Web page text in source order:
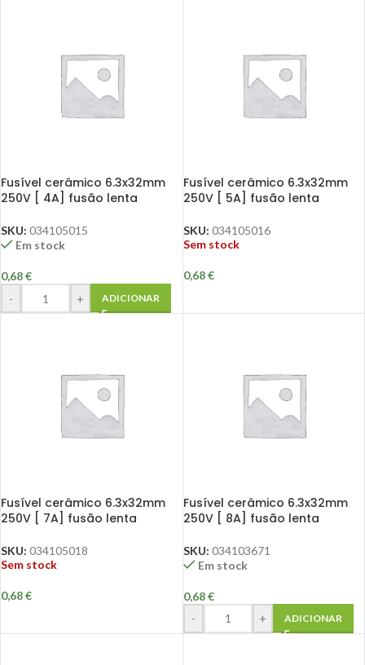
Fusível cerâmico 6.3x32mm
250V [ 4A] fusão lenta
SKU: 034105015
Em stock
0,68€
-
+ ADICIONAR
Fusível cerâmico 6.3x32mm
250V [ 5A] fusão lenta
SKU: 034105016
Sem stock
0,68€
Fusível cerâmico 6.3x32mm
250V [ 7A] fusão lenta
SKU: 034105018
Sem stock
0,68€
Fusível cerâmico 6.3x32mm
250V [ 8A] fusão lenta
SKU: 034103671
Em stock
0,68€
-
+ ADICIONAR